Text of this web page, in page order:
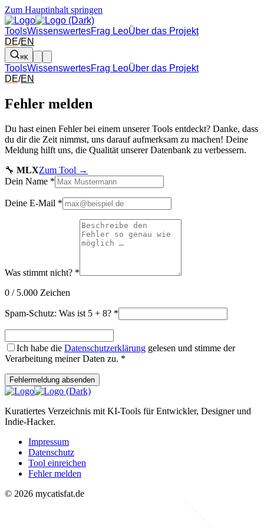
Zum Hauptinhalt springen
ToolsWissenswertesFrag LeoÜber das Projekt
DE/EN
⌘K
ToolsWissenswertesFrag LeoÜber das Projekt
DE/EN
Fehler melden
Du hast einen Fehler bei einem unserer Tools entdeckt? Danke, dass
du dir die Zeit nimmst, uns darauf aufmerksam zu machen! Deine
Meldung hilft uns, die Qualität unserer Datenbank zu verbessern.
🔧 MLXZum Tool →
Dein Name *
Deine E-Mail *
Was stimmt nicht? *
0 / 5.000 Zeichen
Spam-Schutz: Was ist 5 + 8? *
Ich habe die Datenschutzerklärung gelesen und stimme der
Verarbeitung meiner Daten zu. *
Fehlermeldung absenden
Kuratiertes Verzeichnis mit KI-Tools für Entwickler, Designer und
Indie-Hacker.
Impressum
Datenschutz
Tool einreichen
Fehler melden
© 2026 mycatisfat.de